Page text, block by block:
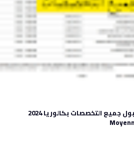
المعدلات الدنيا للقبول جميع التخصصات بكالوريا 2024